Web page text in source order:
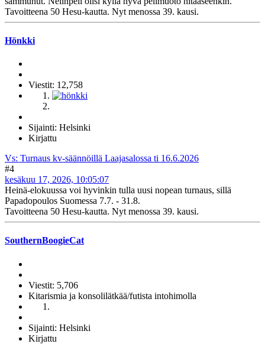
Tavoitteena 50 Hesu-kautta. Nyt menossa 39. kausi.
Hönkki
Viestit: 12,758
Sijainti: Helsinki
Kirjattu
Vs: Turnaus kv-säännöillä Laajasalossa ti 16.6.2026
#4
kesäkuu 17, 2026, 10:05:07
Heinä-elokuussa voi hyvinkin tulla uusi nopean turnaus, sillä
Papadopoulos Suomessa 7.7. - 31.8.
Tavoitteena 50 Hesu-kautta. Nyt menossa 39. kausi.
SouthernBoogieCat
Viestit: 5,706
Kitarismia ja konsolilätkää/futista intohimolla
Sijainti: Helsinki
Kirjattu